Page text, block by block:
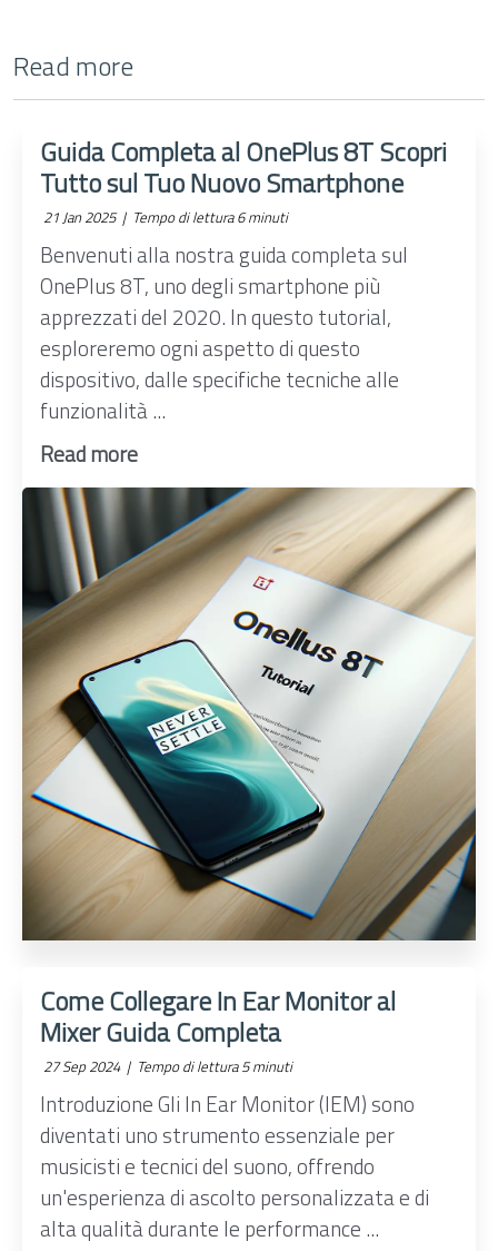
Read more
Guida Completa al OnePlus 8T Scopri
Tutto sul Tuo Nuovo Smartphone
21 Jan 2025 | Tempo di lettura 6 minuti
Benvenuti alla nostra guida completa sul
OnePlus 8T, uno degli smartphone più
apprezzati del 2020. In questo tutorial,
esploreremo ogni aspetto di questo
dispositivo, dalle specifiche tecniche alle
funzionalità ...
Read more
Come Collegare In Ear Monitor al
Mixer Guida Completa
27 Sep 2024 | Tempo di lettura 5 minuti
Introduzione Gli In Ear Monitor (IEM) sono
diventati uno strumento essenziale per
musicisti e tecnici del suono, offrendo
un'esperienza di ascolto personalizzata e di
alta qualità durante le performance ...